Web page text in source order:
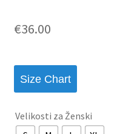
€36.00
Size Chart
Velikosti za Ženski